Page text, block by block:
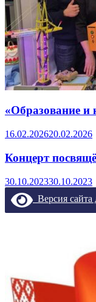
«Образование
16.02.202620.02.2026
Концерт
30.10.202330.10.2023
Версия